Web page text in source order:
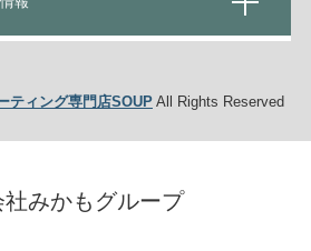
ティング専門店SOUPAll Rights Reserved
社みかもグループ